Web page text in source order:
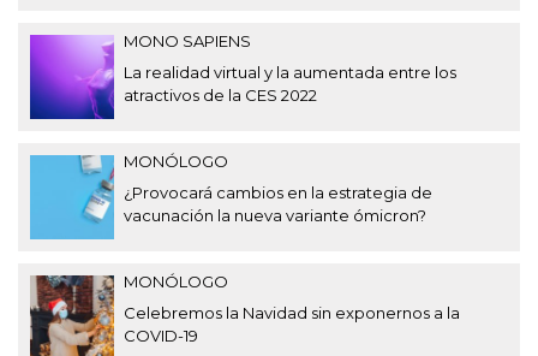
MONO SAPIENS
La realidad virtual y la aumentada entre los
atractivos de la CES 2022
MONÓLOGO
¿Provocará cambios en la estrategia de
vacunación la nueva variante ómicron?
MONÓLOGO
Celebremos la Navidad sin exponernos a la
COVID-19